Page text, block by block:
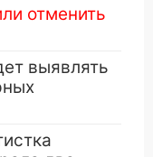
отменить
выявлять